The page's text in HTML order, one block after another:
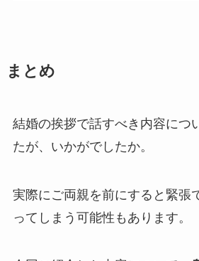
まとめ
結婚の挨拶で話すべき内容につ
たが、いかがでしたか。
実際にご両親を前にすると緊張
ってしまう可能性もあります。